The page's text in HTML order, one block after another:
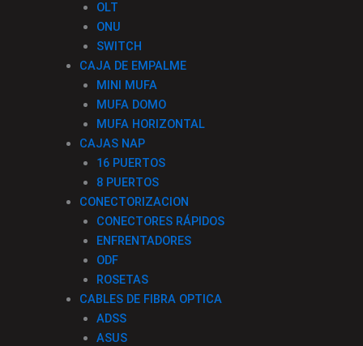
OLT
ONU
SWITCH
CAJA DE EMPALME
MINI MUFA
MUFA DOMO
MUFA HORIZONTAL
CAJAS NAP
16 PUERTOS
8 PUERTOS
CONECTORIZACION
CONECTORES RÁPIDOS
ENFRENTADORES
ODF
ROSETAS
CABLES DE FIBRA OPTICA
ADSS
ASUS